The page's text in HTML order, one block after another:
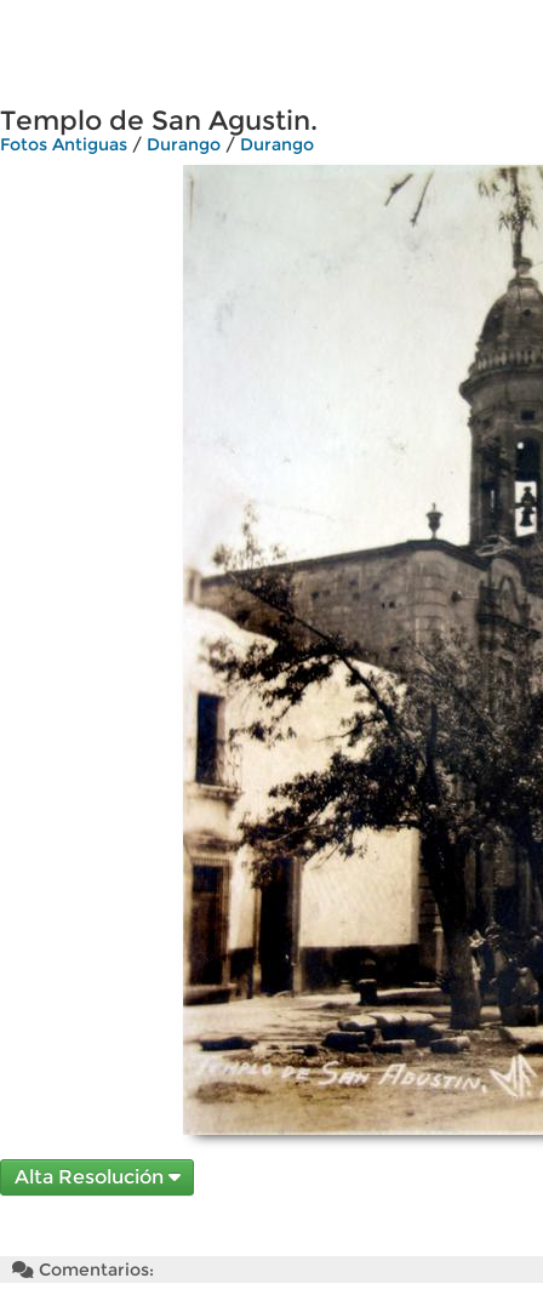
Templo de San Agustin.
Fotos Antiguas / Durango / Durango
Alta Resolución
Comentarios: